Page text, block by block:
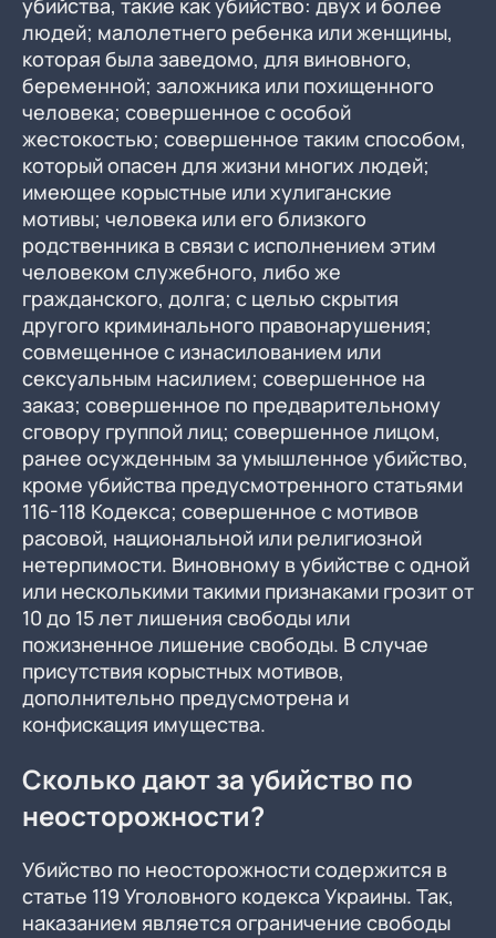
убийства, такие как убийство: двух и более
людей; малолетнего ребенка или женщины,
которая была заведомо, для виновного,
беременной; заложника или похищенного
человека; совершенное с особой
жестокостью; совершенное таким способом,
который опасен для жизни многих людей;
имеющее корыстные или хулиганские
мотивы; человека или его близкого
родственника в связи с исполнением этим
человеком служебного, либо же
гражданского, долга; с целью скрытия
другого криминального правонарушения;
совмещенное с изнасилованием или
сексуальным насилием; совершенное на
заказ; совершенное по предварительному
сговору группой лиц; совершенное лицом,
ранее осужденным за умышленное убийство,
кроме убийства предусмотренного статьями
116-118 Кодекса; совершенное с мотивов
расовой, национальной или религиозной
нетерпимости. Виновному в убийстве с одной
или несколькими такими признаками грозит от
10 до 15 лет лишения свободы или
пожизненное лишение свободы. В случае
присутствия корыстных мотивов,
дополнительно предусмотрена и
конфискация имущества.
Сколько дают за убийство по
неосторожности?
Убийство по неосторожности содержится в
статье 119 Уголовного кодекса Украины. Так,
наказанием является ограничение свободы